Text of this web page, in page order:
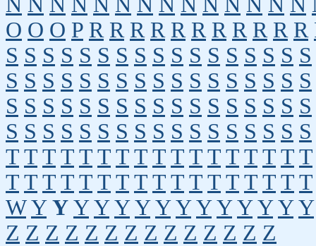
O O O P R R R R R R R R R R R
S S S S S S S S S S S S S S S S S
S S S S S S S S S S S S S S S S S
S S S S S S S S S S S S S S S S S
S S S S S S S S S S S S S S S S S
T T T T T T T T T T T T T T T T T
T T T T T T T T T T T T T T T T T
W Y Y Y Y Y Y Y Y Y Y Y Y Y Y
Z Z Z Z Z Z Z Z Z Z Z Z Z Z